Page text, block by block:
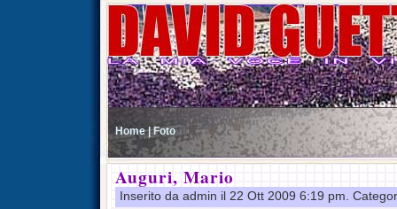
Home | Foto
Auguri, Mario
Inserito da admin il 22 Ott 2009 6:19 pm.